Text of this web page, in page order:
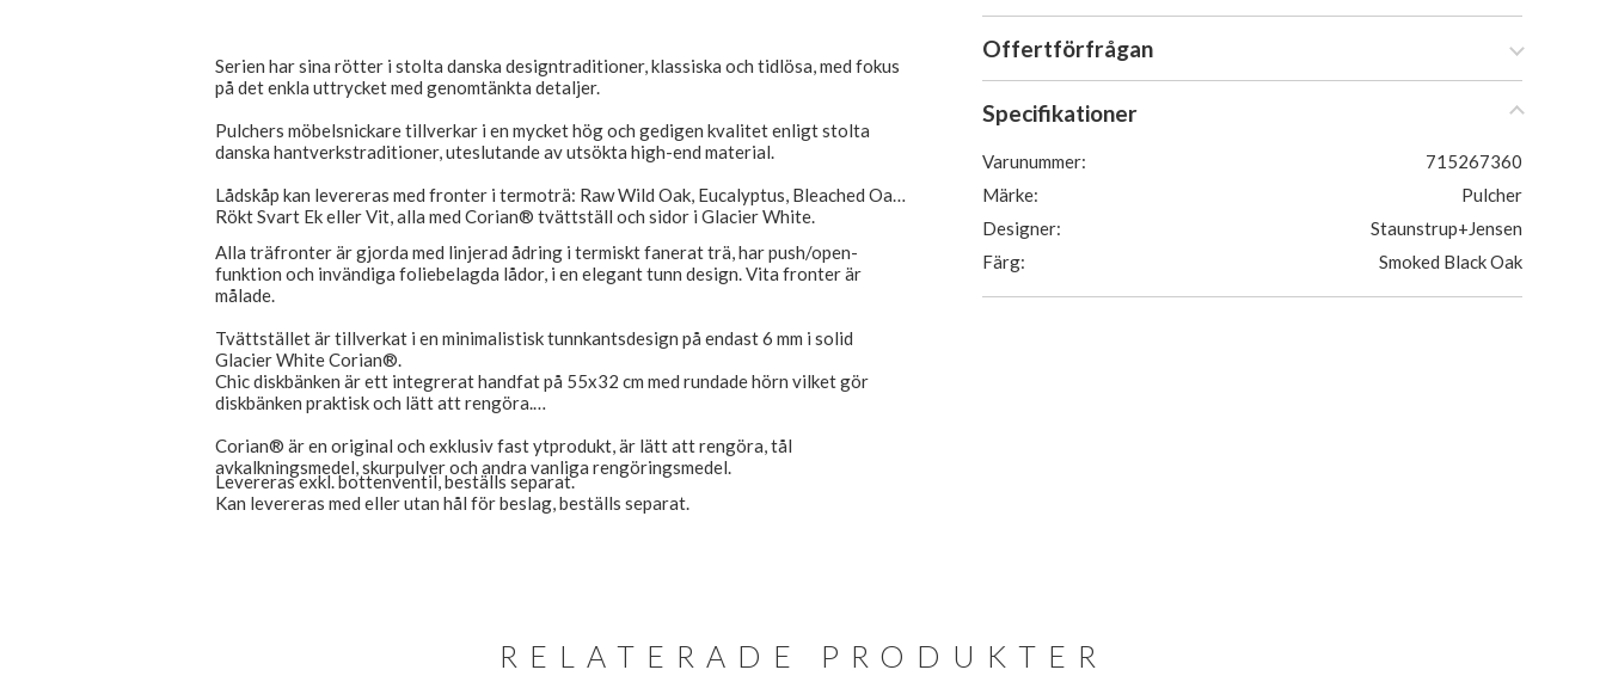
Serien har sina rötter i stolta danska designtraditioner, klassiska och tidlösa, med fokus
på det enkla uttrycket med genomtänkta detaljer.
Pulchers möbelsnickare tillverkar i en mycket hög och gedigen kvalitet enligt stolta
danska hantverkstraditioner, uteslutande av utsökta high-end material.
Lådskåp kan levereras med fronter i termoträ: Raw Wild Oak, Eucalyptus, Bleached Oak,
Rökt Svart Ek eller Vit, alla med Corian® tvättställ och sidor i Glacier White.
Alla träfronter är gjorda med linjerad ådring i termiskt fanerat trä, har push/open-
funktion och invändiga foliebelagda lådor, i en elegant tunn design. Vita fronter är
målade.
Tvättstället är tillverkat i en minimalistisk tunnkantsdesign på endast 6 mm i solid
Glacier White Corian®.
Chic diskbänken är ett integrerat handfat på 55x32 cm med rundade hörn vilket gör
diskbänken praktisk och lätt att rengöra.
Corian® är en original och exklusiv fast ytprodukt, är lätt att rengöra, tål
avkalkningsmedel, skurpulver och andra vanliga rengöringsmedel.
Levereras exkl. bottenventil, beställs separat.
Kan levereras med eller utan hål för beslag, beställs separat.
Offertförfrågan
Specifikationer
Varunummer:
715267360
Märke:
Pulcher
Designer:
Staunstrup+Jensen
Färg:
Smoked Black Oak
RELATERADE PRODUKTER